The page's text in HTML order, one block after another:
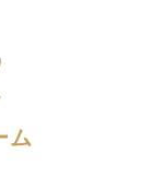
ム